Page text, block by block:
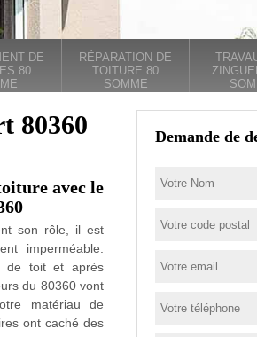
DE
80
RÉPARATION DE
TOITURE 80
SOMME
80360
avec le
son rôle, il est
imperméable.
de toit et après
du 80360 vont
matériau de
ont caché des
Demande de